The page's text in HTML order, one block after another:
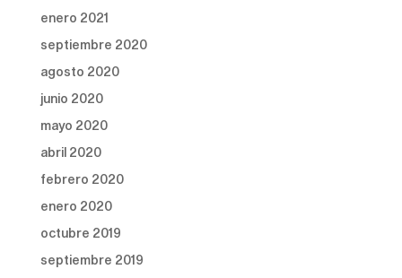
enero 2021
septiembre 2020
agosto 2020
junio 2020
mayo 2020
abril 2020
febrero 2020
enero 2020
octubre 2019
septiembre 2019